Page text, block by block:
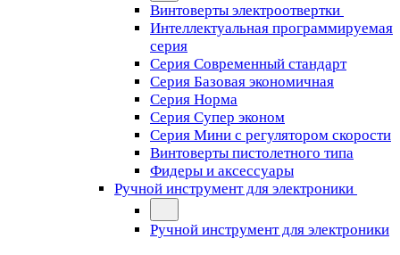
Винтоверты электроотвертки
Интеллектуальная программируемая
серия
Серия Современный стандарт
Серия Базовая экономичная
Серия Норма
Серия Cупер эконом
Серия Мини с регулятором скорости
Винтоверты пистолетного типа
Фидеры и аксессуары
Ручной инструмент для электроники
Ручной инструмент для электроники